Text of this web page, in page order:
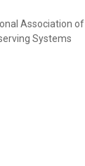
Association of
Systems